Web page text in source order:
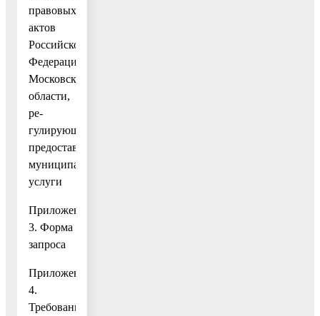
правовых
актов
Российской
Федерации,
Московской
области,
ре-
гулирующих
предоставление
муниципальной
услуги
Приложение
3. Форма
запроса
Приложение
4.
Требования